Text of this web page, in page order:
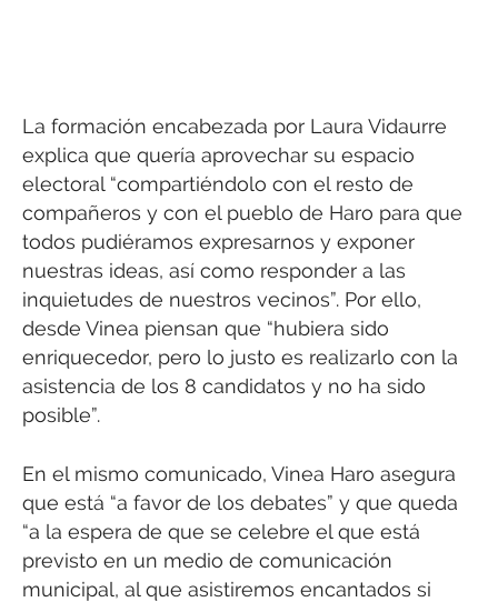
La formación encabezada por Laura Vidaurre
explica que quería aprovechar su espacio
electoral “compartiéndolo con el resto de
compañeros y con el pueblo de Haro para que
todos pudiéramos expresarnos y exponer
nuestras ideas, así como responder a las
inquietudes de nuestros vecinos”. Por ello,
desde Vinea piensan que “hubiera sido
enriquecedor, pero lo justo es realizarlo con la
asistencia de los 8 candidatos y no ha sido
posible”.
En el mismo comunicado, Vinea Haro asegura
que está “a favor de los debates” y que queda
“a la espera de que se celebre el que está
previsto en un medio de comunicación
municipal, al que asistiremos encantados si